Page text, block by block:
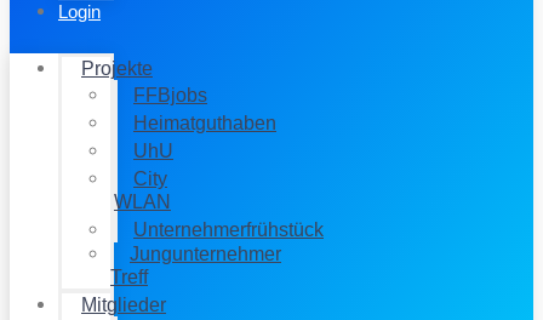
Login
Projekte
FFBjobs
Heimatguthaben
UhU
City
WLAN
Unternehmerfrühstück
Jungunternehmer
Treff
Mitglieder